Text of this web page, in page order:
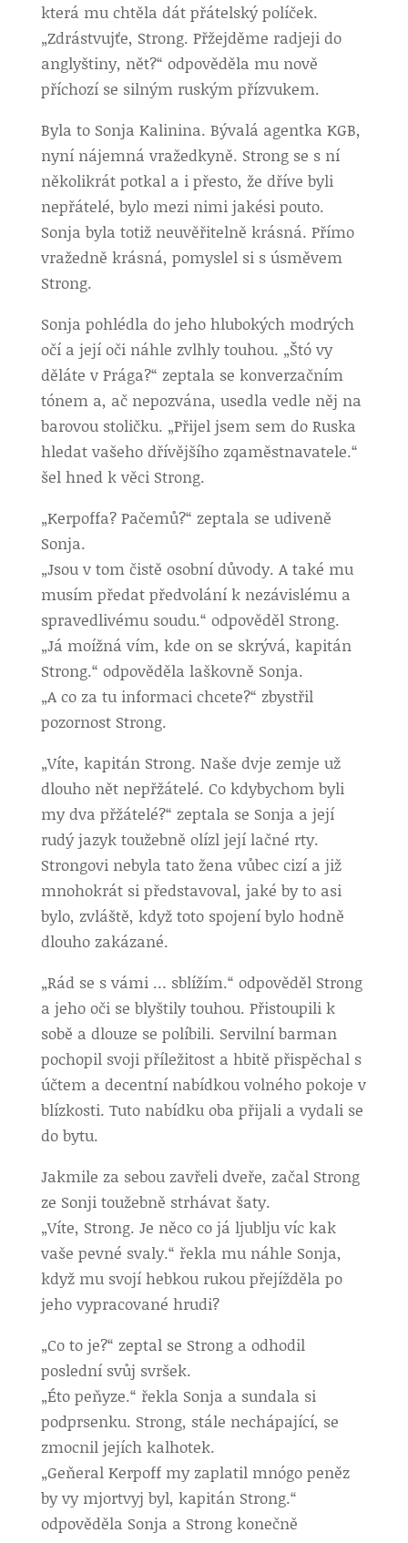
která mu chtěla dát přátelský políček.
„Zdrástvujťe, Strong. Přžejděme radjeji do
anglyštiny, nět?“ odpověděla mu nově
příchozí se silným ruským přízvukem.
Byla to Sonja Kalinina. Bývalá agentka KGB,
nyní nájemná vražedkyně. Strong se s ní
několikrát potkal a i přesto, že dříve byli
nepřátelé, bylo mezi nimi jakési pouto.
Sonja byla totiž neuvěřitelně krásná. Přímo
vražedně krásná, pomyslel si s úsměvem
Strong.
Sonja pohlédla do jeho hlubokých modrých
očí a její oči náhle zvlhly touhou. „Štó vy
děláte v Prága?“ zeptala se konverzačním
tónem a, ač nepozvána, usedla vedle něj na
barovou stoličku. „Přijel jsem sem do Ruska
hledat vašeho dřívějšího zqaměstnavatele.“
šel hned k věci Strong.
„Kerpoffa? Pačemů?“ zeptala se udiveně
Sonja.
„Jsou v tom čistě osobní důvody. A také mu
musím předat předvolání k nezávislému a
spravedlivému soudu.“ odpověděl Strong.
„Já moížná vím, kde on se skrývá, kapitán
Strong.“ odpověděla laškovně Sonja.
„A co za tu informaci chcete?“ zbystřil
pozornost Strong.
„Víte, kapitán Strong. Naše dvje zemje už
dlouho nět nepřžátelé. Co kdybychom byli
my dva přžátelé?“ zeptala se Sonja a její
rudý jazyk toužebně olízl její lačné rty.
Strongovi nebyla tato žena vůbec cizí a již
mnohokrát si představoval, jaké by to asi
bylo, zvláště, když toto spojení bylo hodně
dlouho zakázané.
„Rád se s vámi … sblížím.“ odpověděl Strong
a jeho oči se blyštily touhou. Přistoupili k
sobě a dlouze se políbili. Servilní barman
pochopil svoji příležitost a hbitě přispěchal s
účtem a decentní nabídkou volného pokoje v
blízkosti. Tuto nabídku oba přijali a vydali se
do bytu.
Jakmile za sebou zavřeli dveře, začal Strong
ze Sonji toužebně strhávat šaty.
„Víte, Strong. Je něco co já ljublju víc kak
vaše pevné svaly.“ řekla mu náhle Sonja,
když mu svojí hebkou rukou přejížděla po
jeho vypracované hrudi?
„Co to je?“ zeptal se Strong a odhodil
poslední svůj svršek.
„Éto peňyze.“ řekla Sonja a sundala si
podprsenku. Strong, stále nechápající, se
zmocnil jejích kalhotek.
„Geňeral Kerpoff my zaplatil mnógo peněz
by vy mjortvyj byl, kapitán Strong.“
odpověděla Sonja a Strong konečně